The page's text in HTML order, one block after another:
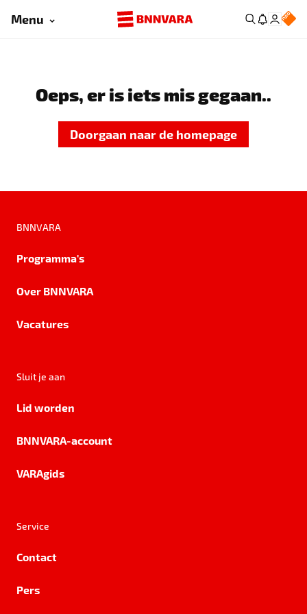
Menu
Oeps, er is iets mis gegaan..
Doorgaan naar de homepage
BNNVARA
Programma's
Over BNNVARA
Vacatures
Sluit je aan
Lid worden
BNNVARA-account
VARAgids
Service
Contact
Pers